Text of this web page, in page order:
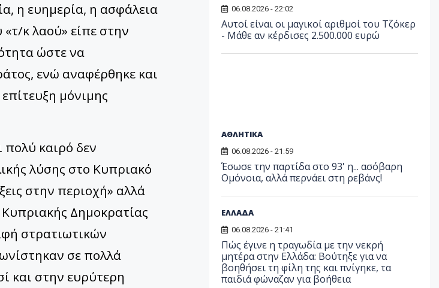
η ευημερία, η ασφάλεια
κ λαού» είπε στην
ώστε να
ενώ αναφέρθηκε και
μόνιμης
καιρό δεν
λύσης στο Κυπριακό
στην περιοχή» αλλά
Δημοκρατίας
στρατιωτικών
σε πολλά
και στην ευρύτερη
06.08.2026 - 22:02
Αυτοί είναι οι μαγικοί αριθμοί του Τζόκερ
- Μάθε αν κέρδισες 2.500.000 ευρώ
ΑΘΛΗΤΙΚΑ
06.08.2026 - 21:59
Έσωσε την παρτίδα στο 93' η... ασόβαρη
Ομόνοια, αλλά περνάει στη ρεβάνς!
ΕΛΛΑΔΑ
06.08.2026 - 21:41
Πώς έγινε η τραγωδία με την νεκρή
μητέρα στην Ελλάδα: Βούτηξε για να
βοηθήσει τη φίλη της και πνίγηκε, τα
παιδιά φώναζαν για βοήθεια